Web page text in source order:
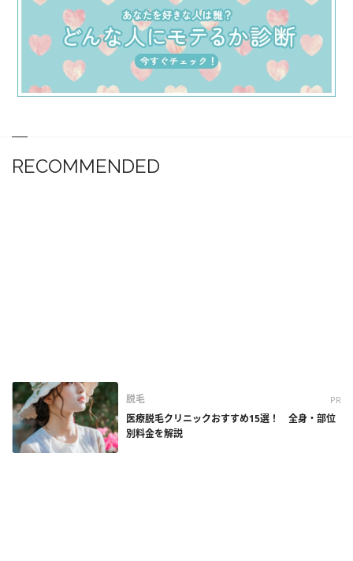
RECOMMENDED
脱毛 PR
医療脱毛クリニックおすすめ15選！ 全身・部位
別料金を解説